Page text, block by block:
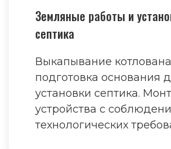
Земляные работы и
септика
Выкапывание
подготовка основания
установки септика.
устройства с
технологических